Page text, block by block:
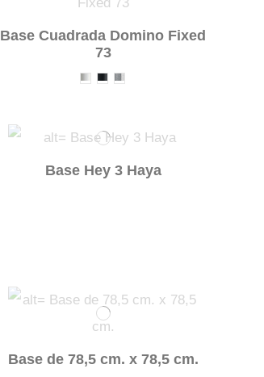
Base Cuadrada Domino Fixed
73
Base Hey 3 Haya
Base de 78,5 cm. x 78,5 cm.